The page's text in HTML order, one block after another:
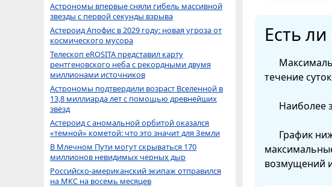
Есть
течение
Наиболее
График
возмущений
Астрономы впервые сняли гибель массивной
звезды с первой секунды взрыва
Астероид Апофис в 2029 году: новая угроза от
космического мусора
Телескоп eROSITA представил карту
рентгеновского неба с рекордными двумя
миллионами источников
Астрономы подтвердили возраст Вселенной в
13,8 миллиарда лет с помощью древнейших
звёзд
Астероид с аномальной орбитой оказался
«темной» кометой: что это значит для Земли
В Млечном Пути могут скрываться 170
миллионов невидимых черных дыр
Российско-американский экипаж отправился
на МКС на восемь месяцев